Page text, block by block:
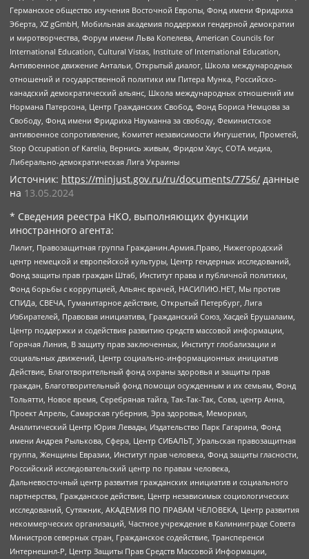
Германское общество изучения Восточной Европы, Фонд имени Фридриха
Эберта, XZ gGmbH, Мобильная академия поддержки гендерной демократии
и миротворчества, Форум имени Льва Копелева, American Councils for
International Education, Cultural Vistas, Institute of International Education,
Антивоенное движение Антальи, Открытый диалог, Школа международных
отношений и государственной политики им Питера Мунка, Российско-
канадский демократический альянс, Школа международных отношений им
Нормана Патерсона, Центр Гражданских Свобод, Фонд Бориса Немцова за
Свободу, Фонд имени Фридриха Науманна за свободу, Феминистское
антивоенное сопротивление, Комитет независимости Ингушетии, Прометей,
Stop Occupation of Karelia, Вернись живым, Фридом Хаус, СОТА медиа,
Либерально-демократическая Лига Украины
Источник: https://minjust.gov.ru/ru/documents/7756/ данные
на 13.05.2024
* Сведения реестра НКО, выполняющих функции
иностранного агента:
Лилит, Правозащитная группа Гражданин.Армия.Право, Нижегородский
центр немецкой и европейской культуры, Центр гендерных исследований,
Фонд защиты прав граждан Штаб, Институт права и публичной политики,
Фонд борьбы с коррупцией, Альянс врачей, НАСИЛИЮ.НЕТ, Мы против
СПИДа, СВЕЧА, Гуманитарное действие, Открытый Петербург, Лига
Избирателей, Правовая инициатива, Гражданский Союз, Хасдей Ерушалаим,
Центр поддержки и содействия развитию средств массовой информации,
Горячая Линия, В защиту прав заключенных, Институт глобализации и
социальных движений, Центр социально-информационных инициатив
Действие, Благотворительный фонд охраны здоровья и защиты прав
граждан, Благотворительный фонд помощи осужденным и их семьям, Фонд
Тольятти, Новое время, Серебряная тайга, Так-Так-Так, Сова, центр Анна,
Проект Апрель, Самарская губерния, Эра здоровья, Мемориал,
Аналитический Центр Юрия Левады, Издательство Парк Гагарина, Фонд
имени Андрея Рылькова, Сфера, Центр СИБАЛЬТ, Уральская правозащитная
группа, Женщины Евразии, Институт прав человека, Фонд защиты гласности,
Российский исследовательский центр по правам человека,
Дальневосточный центр развития гражданских инициатив и социального
партнерства, Гражданское действие, Центр независимых социологических
исследований, Сутяжник, АКАДЕМИЯ ПО ПРАВАМ ЧЕЛОВЕКА, Центр развития
некоммерческих организаций, Частное учреждение в Калининграде Совета
Министров северных стран, Гражданское содействие, Трансперенси
Интернешнл-Р, Центр Защиты Прав Средств Массовой Информации,